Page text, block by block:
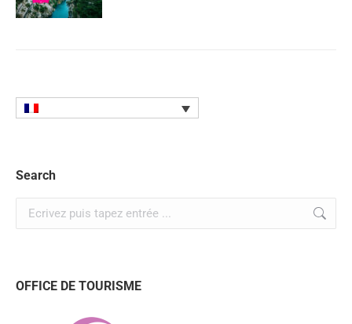
Search
OFFICE DE TOURISME